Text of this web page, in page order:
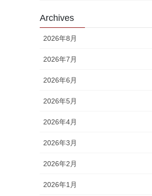
Archives
2026年8月
2026年7月
2026年6月
2026年5月
2026年4月
2026年3月
2026年2月
2026年1月